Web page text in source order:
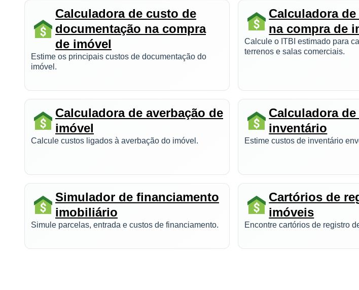
Calculadora de custo de
documentação na compra
de imóvel
Estime os principais custos de documentação do
imóvel.
Calculadora
na compra de
Calcule o ITBI estimado para
terrenos e salas comerciais.
Calculadora de averbação de
imóvel
Calcule custos ligados à averbação do imóvel.
Calculadora
inventário
Estime custos de inventário
Simulador de financiamento
imobiliário
Simule parcelas, entrada e custos de financiamento.
Cartórios de
imóveis
Encontre cartórios de registro